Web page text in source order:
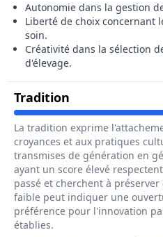
Autonomie dans la gestion
Liberté de choix concernant
soin.
Créativité dans la sélection
d'élevage.
Tradition Pour Le
La tradition exprime
croyances et aux pratiques
transmises de génération en
ayant un score élevé
passé et cherchent à
faible peut indiquer une
préférence pour l'innovation
établies.